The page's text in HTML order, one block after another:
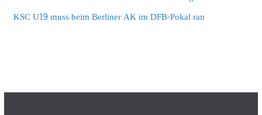
KSC U19 muss beim Berliner AK im DFB-Pokal ran